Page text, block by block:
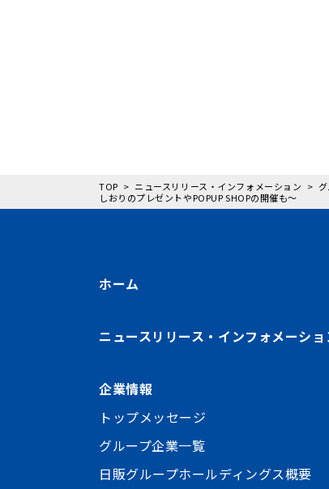
TOP ニュースリリース・インフォメーション
しおりのプレゼントやPOPUP SHOPの開催も～
ホーム
ニュースリリース・インフォメーショ
企業情報
トップメッセージ
グループ企業一覧
日販グループホールディングス概要